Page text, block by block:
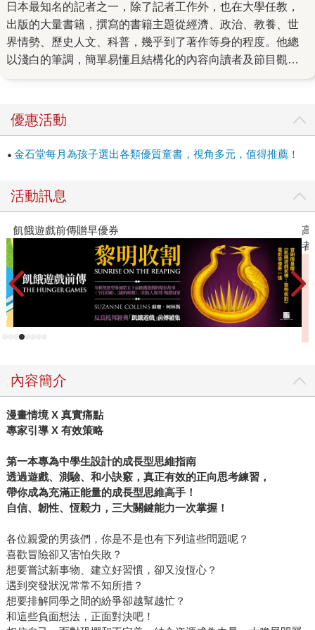
日本最知名的記者之一，除了記者工作外，也在大學任教，
出版的大量書籍，撰寫的書籍主題從經濟、政治、教養、世
界情勢、歷史人文、科普，幾乎到了著作等身的程度。他總
以淺白的筆調，簡單易懂且結構化的內容向讀者及節目觀眾
展。回想自己可能也在幼兒園或是小學時期，體驗過各種小
職人或是扮裝遊戲，也曾大喊著自己想當太空人、帥氣的警
察，或是YouTuber和大明星，但是隨著年齡漸長，彷彿失去
人可以切中自己的真正的想法，為我們指出一條通往光明未
你務必要翻開《如何找到你真正想做的事》這本書。 池上彰
將「找到自己想做的事」分解成實際的六大行動，跟著他，
就能慢慢踏上夢想之路。沒錯！真的就是六個行動，重要的
是，要先動起來！不過，他並不是要我們立刻就直奔終點，
而是累積每日容易達成的小目標，就能無痛前往終點站。 首
先，他要讀者從挖掘自己喜歡的事情和興趣開始，一步步由
淺入深，去思考讓自己「心動」的事物是什麼，發現了喜愛
會喜歡這些東西。與其說池上彰像是個經驗豐富的長者引領
我們，反而更像是馬拉松賽跑的陪跑教練，時而鼓勵你打開
人生廣度，透過剪報或是觀察自己在意什麼東西，慢慢探索
自己的興趣、專長和優勢，卻也會鼓勵讀者不用事事追求完
想做的事情是「暫時的決定」也無妨！ 找到自己的興趣和專
長之後，池上彰認為可以運用「喜好×專長」來思考如何拓展
工作領域。這本書的設計是一個跨頁只講述一個重要的概念
他更透過大量圖解，將這些「看似都知道，但卻無從下手」
的道理，簡明扼要的讓你可以破解自己固有的思考模式。他
告訴讀者如何設定3階段目標，逐一拆解完成，就能實現夢
想；萬一真的找不到想做的事，他也提供因應的方法。也讓
我們理解，萬一找到自己想做的事情路上遇到瓶頸時，是可
以繞道而行，說不定因此找到另一條更適合自己的路，正如
優惠活動
金石堂每月為孩子選出各類優質童書，視角多元，值得推薦！
活動訊息
飢餓遊戲前傳贈早優券
高
者
內容簡介
漫畫情境 X 真實痛點
專家引導 X 有效策略
第一本專為中學生設計的成長型思維指南
透過遊戲、測驗、和小訣竅，真正有效的正向思考練習，
帶你成為充滿正能量的成長型思維高手！
自信、韌性、恆毅力，三大關鍵能力一次掌握！
各位親愛的男孩們，你是不是也有下列這些問題呢？
​​​​喜歡冒險卻又害怕失敗？
想要嘗試新事物、建立好習慣，卻又沒恆心？
遇到突發狀況常常不知所措？
想要排解同學之間的紛爭卻越幫越忙？
和這些負面想法，正面對決吧！